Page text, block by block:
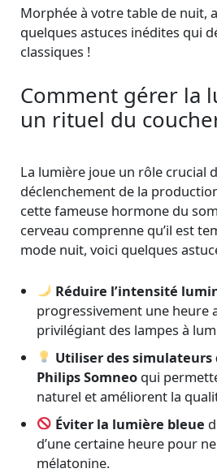
Morphée à votre table de nuit,
quelques astuces inédites qui
classiques !
Comment gérer la
un rituel du
La lumière joue un rôle crucial
déclenchement de la
cette fameuse hormone du
cerveau comprenne qu’il est
mode nuit, voici quelques
Réduire l’intensité
progressivement une heure
privilégiant des lampes à
Utiliser des simulateurs
Philips Somneo qui
naturel et améliorent la
Éviter la lumière bleue
d’une certaine heure pour
mélatonine.